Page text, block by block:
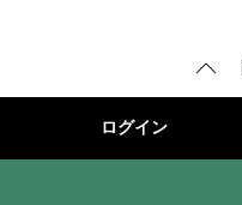
ログイン